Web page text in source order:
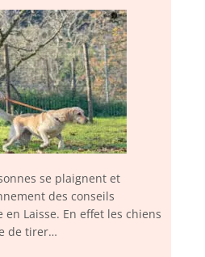
se plaignent et
des conseils
Laisse. En effet les chiens
de tirer…